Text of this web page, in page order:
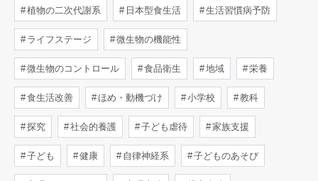
植物の二次代謝系 日本型食生活 生活習慣病予防
ライフステージ 微生物の機能性
微生物のコントロール 食品衛生 地域 栄養
食生活改善 ほめ・動機づけ 小学校 教科
探究 社会的養護 子ども虐待 家族支援
子ども 健康 自律神経系 子どものあそび